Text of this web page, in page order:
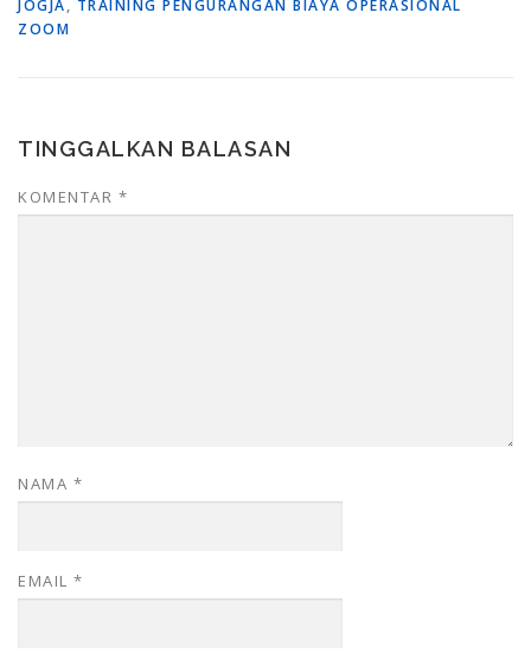
JOGJA, TRAINING PENGURANGAN BIAYA OPERASIONAL
ZOOM
TINGGALKAN BALASAN
KOMENTAR *
NAMA *
EMAIL *